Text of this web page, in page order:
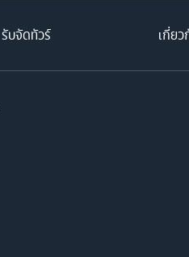
รับจัดทัวร์ เกี่ยว